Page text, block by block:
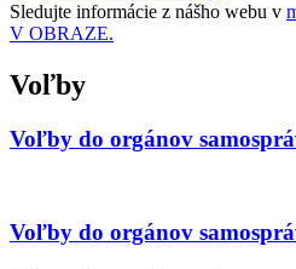
Sledujte informácie z nášho webu v
V OBRAZE.
Voľby
Voľby do orgánov
Voľby do orgánov